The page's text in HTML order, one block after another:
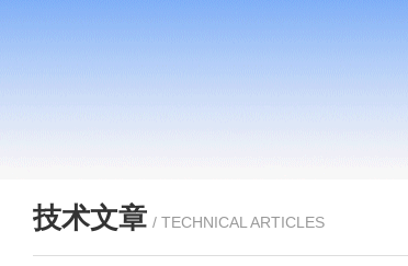
技术文章 / TECHNICAL ARTICLES